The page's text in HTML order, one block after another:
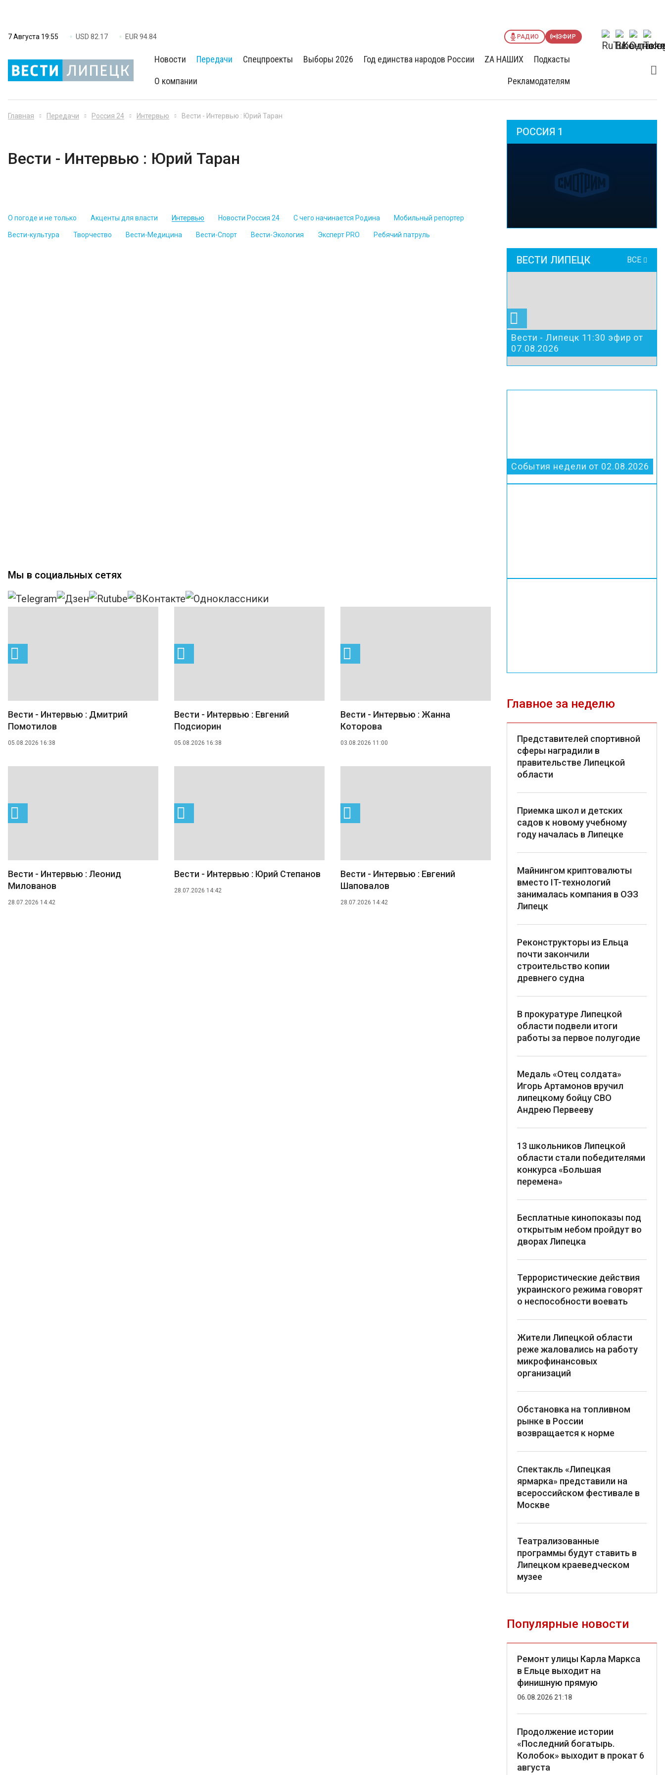
7 Августа 19:55 USD 82.17 EUR 94.84 РАДИО ЭФИР
Новости Передачи Спецпроекты Выборы 2026 Год единства народов России ZА НАШИХ Подкасты
О компании Рекламодателям
Главная Передачи Россия 24 Интервью Вести - Интервью : Юрий Таран
Вести - Интервью : Юрий Таран
О погоде и не только Акценты для власти Интервью Новости Россия 24 С чего начинается Родина Мобильный репортер
Вести-культура Творчество Вести-Медицина Вести-Спорт Вести-Экология Эксперт PRO Ребячий патруль
Мы в социальных сетях
Вести - Интервью : Дмитрий
Помотилов
05.08.2026 16:38
Вести - Интервью : Евгений
Подсиорин
05.08.2026 16:38
Вести - Интервью : Жанна
Которова
03.08.2026 11:00
Вести - Интервью : Леонид
Милованов
28.07.2026 14:42
Вести - Интервью : Юрий Степанов
28.07.2026 14:42
Вести - Интервью : Евгений
Шаповалов
28.07.2026 14:42
РОССИЯ 1
ВЕСТИ ЛИПЕЦК ВСЕ
Вести - Липецк 11:30 эфир от
07.08.2026
События недели от 02.08.2026
Главное за неделю
Представителей спортивной
сферы наградили в
правительстве Липецкой
области
Приемка школ и детских
садов к новому учебному
году началась в Липецке
Майнингом криптовалюты
вместо IT-технологий
занималась компания в ОЭЗ
Липецк
Реконструкторы из Ельца
почти закончили
строительство копии
древнего судна
В прокуратуре Липецкой
области подвели итоги
работы за первое полугодие
Медаль «Отец солдата»
Игорь Артамонов вручил
липецкому бойцу СВО
Андрею Первееву
13 школьников Липецкой
области стали победителями
конкурса «Большая
перемена»
Бесплатные кинопоказы под
открытым небом пройдут во
дворах Липецка
Террористические действия
украинского режима говорят
о неспособности воевать
Жители Липецкой области
реже жаловались на работу
микрофинансовых
организаций
Обстановка на топливном
рынке в России
возвращается к норме
Спектакль «Липецкая
ярмарка» представили на
всероссийском фестивале в
Москве
Театрализованные
программы будут ставить в
Липецком краеведческом
музее
Популярные новости
Ремонт улицы Карла Маркса
в Ельце выходит на
финишную прямую
06.08.2026 21:18
Продолжение истории
«Последний богатырь.
Колобок» выходит в прокат 6
августа